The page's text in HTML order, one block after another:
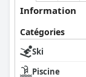
Information
Catégories
Ski
Piscine